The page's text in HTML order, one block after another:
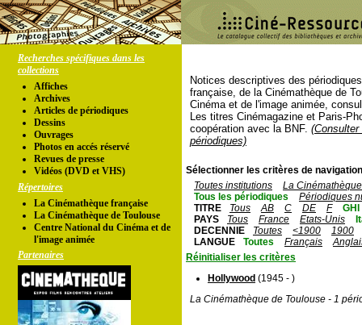
Recherches spécifiques dans les
collections
Affiches
Archives
Articles de périodiques
Dessins
Ouvrages
Photos en accés réservé
Revues de presse
Vidéos (DVD et VHS)
Répertoires
La Cinémathèque française
La Cinémathèque de Toulouse
Centre National du Cinéma et de
l'image animée
Partenaires
Notices descriptives des
française, de la Cinémathèque de
Cinéma et de l'image animée,
Les titres Cinémagazine et Paris-
coopération avec la BNF.
périodiques)
Sélectionner les critères de
Toutes institutions
La
Tous les périodiques
Périodiques
TITRE
Tous AB C DE F
GHI
PAYS
Tous France Etats-Unis
DECENNIE
Toutes <1900
1900
LANGUE
Toutes Français
Réinitialiser les critères
Hollywood (1945 - )
La Cinémathèque de Toulouse - 1